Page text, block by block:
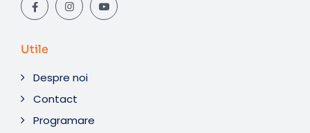
Utile
Despre noi
Contact
Programare